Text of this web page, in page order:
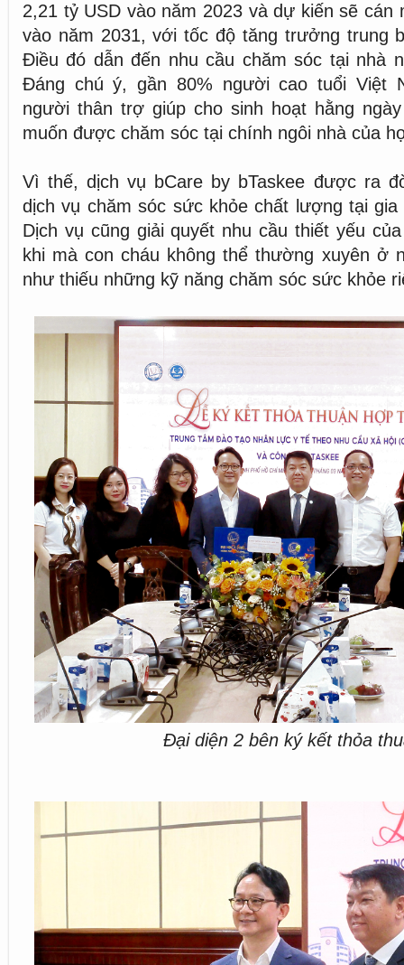
2,21 tỷ USD vào năm 2023 và dự kiến sẽ cán
vào năm 2031, với tốc độ tăng trưởng trung
Điều đó dẫn đến nhu cầu chăm sóc tại nhà
Đáng chú ý, gần 80% người cao tuổi Việt
người thân trợ giúp cho sinh hoạt hằng
muốn được chăm sóc tại chính ngôi nhà của
Vì thế, dịch vụ bCare by bTaskee được ra
dịch vụ chăm sóc sức khỏe chất lượng tại
Dịch vụ cũng giải quyết nhu cầu thiết yếu
khi mà con cháu không thể thường xuyên ở
như thiếu những kỹ năng chăm sóc sức khỏe
Đại diện 2 bên ký kết thỏa